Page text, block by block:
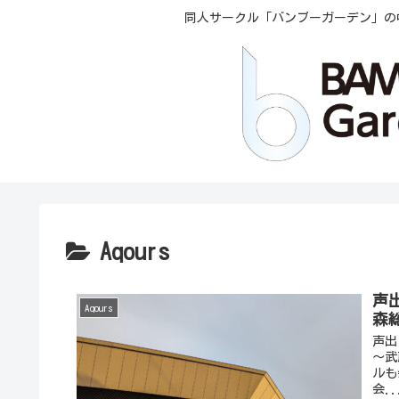
同人サークル「バンブーガーデン」
Aqours
Aqours
声
森
声
〜
ル
会